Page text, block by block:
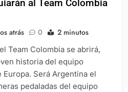
al Team Colombia
atrás 0 2 minutos
Team Colombia se abrirá,
historia del equipo
Será Argentina el
pedaladas del equipo